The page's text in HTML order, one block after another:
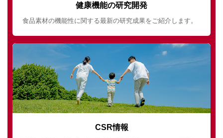
健康機能の研究開発
食品素材の機能性に関する最新の研究成果をご紹介します。
CSR情報